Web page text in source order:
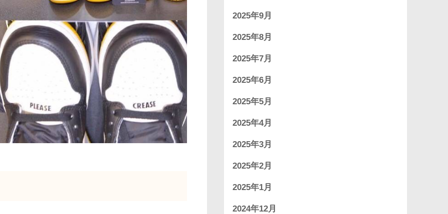
2025年9月
2025年8月
2025年7月
2025年6月
2025年5月
2025年4月
2025年3月
2025年2月
2025年1月
2024年12月